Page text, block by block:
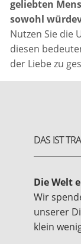
geliebten
sowohl
Nutzen Sie die
diesen
der Liebe zu
DAS IST
Die Welt
Wir
unserer
klein